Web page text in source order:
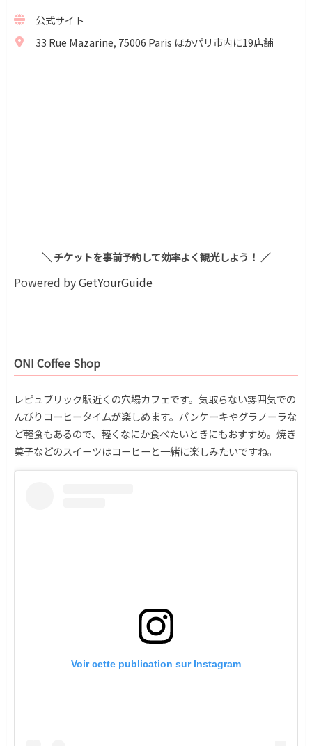
公式サイト
33 Rue Mazarine, 75006 Paris ほかパリ市内に19店舗
＼ チケットを事前予約して効率よく観光しよう！ ／
Powered byGetYourGuide
ONI Coffee Shop
レピュブリック駅近くの穴場カフェです。気取らない雰囲気での
んびりコーヒータイムが楽しめます。パンケーキやグラノーラな
ど軽食もあるので、軽くなにか食べたいときにもおすすめ。焼き
菓子などのスイーツはコーヒーと一緒に楽しみたいですね。
Voir cette publication sur Instagram